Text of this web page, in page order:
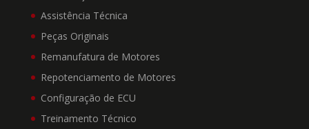
Assistência Técnica
Peças Originais
Remanufatura de Motores
Repotenciamento de Motores
Configuração de ECU
Treinamento Técnico
Também não controlamos
nem endossamos os sites
não nos
responsabilizamos por
qualquer conteúdo,
funcionamento,
qualidade, legalidade,